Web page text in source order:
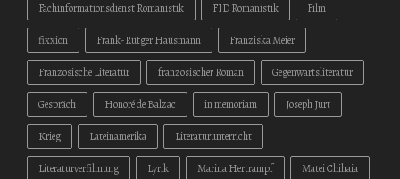
Fachinformationsdienst Romanistik FID Romanistik Film
fixxion Frank-Rutger Hausmann Franziska Meier
Französische Literatur französischer Roman Gegenwartsliteratur
Gespräch Honoré de Balzac in memoriam Joseph Jurt
Krieg Lateinamerika Literaturunterricht
Literaturverfilmung Lyrik Marina Hertrampf Matei Chihaia